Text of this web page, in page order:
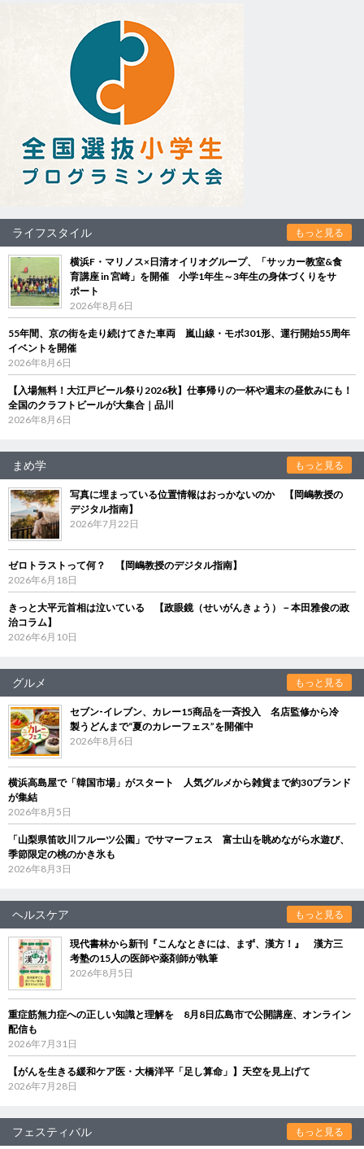
ライフスタイル もっと見る
横浜F・マリノス×日清オイリオグループ、「サッカー教室&食
育講座 in 宮崎」を開催 小学1年生～3年生の身体づくりをサ
ポート
2026年8月6日
55年間、京の街を走り続けてきた車両 嵐山線・モボ301形、運行開始55周年
イベントを開催
2026年8月6日
【入場無料！大江戸ビール祭り2026秋】仕事帰りの一杯や週末の昼飲みにも！
全国のクラフトビールが大集合｜品川
2026年8月6日
まめ学 もっと見る
写真に埋まっている位置情報はおっかないのか 【岡嶋教授の
デジタル指南】
2026年7月22日
ゼロトラストって何？ 【岡嶋教授のデジタル指南】
2026年6月18日
きっと大平元首相は泣いている 【政眼鏡（せいがんきょう）－本田雅俊の政
治コラム】
2026年6月10日
グルメ もっと見る
セブン‐イレブン、カレー15商品を一斉投入 名店監修から冷
製うどんまで“夏のカレーフェス”を開催中
2026年8月6日
横浜高島屋で「韓国市場」がスタート 人気グルメから雑貨まで約30ブランド
が集結
2026年8月5日
「山梨県笛吹川フルーツ公園」でサマーフェス 富士山を眺めながら水遊び、
季節限定の桃のかき氷も
2026年8月3日
ヘルスケア もっと見る
現代書林から新刊『こんなときには、まず、漢方！』 漢方三
考塾の15人の医師や薬剤師が執筆
2026年8月5日
重症筋無力症への正しい知識と理解を 8月8日広島市で公開講座、オンライン
配信も
2026年7月31日
【がんを生きる緩和ケア医・大橋洋平「足し算命」】天空を見上げて
2026年7月28日
フェスティバル もっと見る